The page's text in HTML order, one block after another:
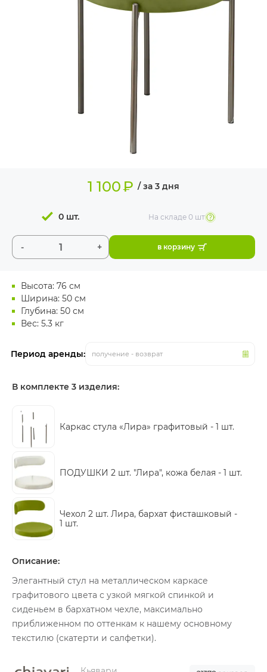
Высота: 76 см
Ширина: 50 см
Глубина: 50 см
Вес: 5.3 кг
Период аренды: получение - возврат
1 100₽ / за 3 дня
- +
0 шт. На складе0 шт
в корзину
В комплекте 3 изделия:
Каркас стула «Лира» графитовый - 1 шт.
ПОДУШКИ 2 шт. "Лира", кожа белая - 1 шт.
Чехол 2 шт. Лира, бархат фисташковый -
1 шт.
Описание:
Элегантный стул на металлическом каркасе
графитового цвета с узкой мягкой спинкой и
сиденьем в бархатном чехле, максимально
приближенном по оттенкам к нашему основному
текстилю (скатерти и салфетки).